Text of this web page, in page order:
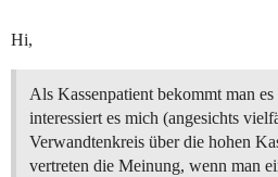
Hi,
Als Kassenpatient bekommt man
interessiert es mich (angesichts
Verwandtenkreis über die hohen
vertreten die Meinung, wenn man